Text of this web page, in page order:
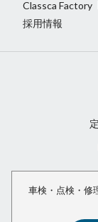
Classca Factory
採用情報
車検・点検・修